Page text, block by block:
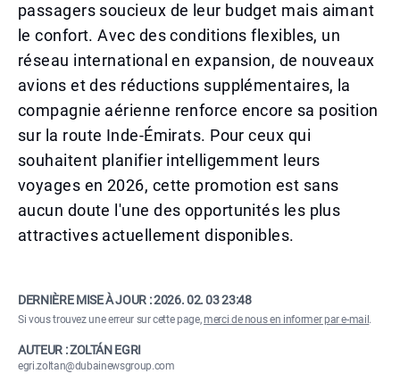
passagers soucieux de leur budget mais aimant
le confort. Avec des conditions flexibles, un
réseau international en expansion, de nouveaux
avions et des réductions supplémentaires, la
compagnie aérienne renforce encore sa position
sur la route Inde-Émirats. Pour ceux qui
souhaitent planifier intelligemment leurs
voyages en 2026, cette promotion est sans
aucun doute l'une des opportunités les plus
attractives actuellement disponibles.
DERNIÈRE MISE À JOUR :2026. 02. 03 23:48
Si vous trouvez une erreur sur cette page,merci de nous en informer par e-mail .
AUTEUR : ZOLTÁN EGRI
egri.zoltan@dubainewsgroup.com